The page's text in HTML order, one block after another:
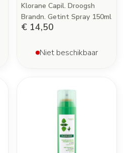
Klorane Capil. Droogsh
Brandn. Getint Spray 150ml
€ 14,50
Niet beschikbaar